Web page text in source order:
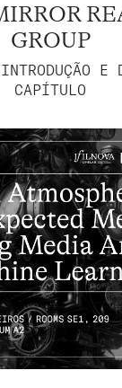
GROUP
E
CAPÍTULO